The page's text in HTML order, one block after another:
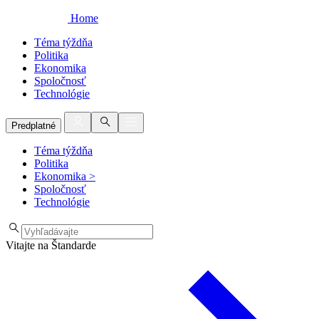
Home
Téma týždňa
Politika
Ekonomika
Spoločnosť
Technológie
Predplatné
Téma týždňa
Politika
Ekonomika >
Spoločnosť
Technológie
Vitajte na Štandarde